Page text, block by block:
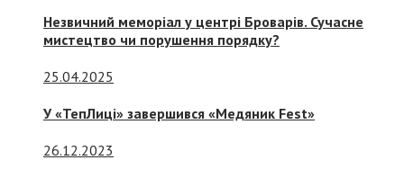
Незвичний меморіал у центрі Броварів. Сучасне
мистецтво чи порушення порядку?
25.04.2025
У «ТепЛиці» завершився «Медяник Fest»
26.12.2023